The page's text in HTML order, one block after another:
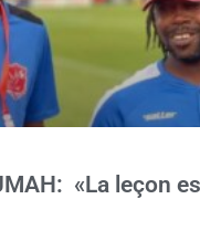
«La leçon